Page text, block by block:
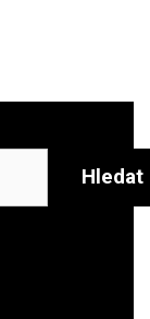
Hledat